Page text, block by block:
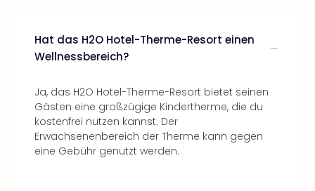
Hat das H2O Hotel-Therme-Resort einen
Wellnessbereich?
Ja, das H2O Hotel-Therme-Resort bietet seinen
Gästen eine großzügige Kindertherme, die du
kostenfrei nutzen kannst. Der
Erwachsenenbereich der Therme kann gegen
eine Gebühr genutzt werden.